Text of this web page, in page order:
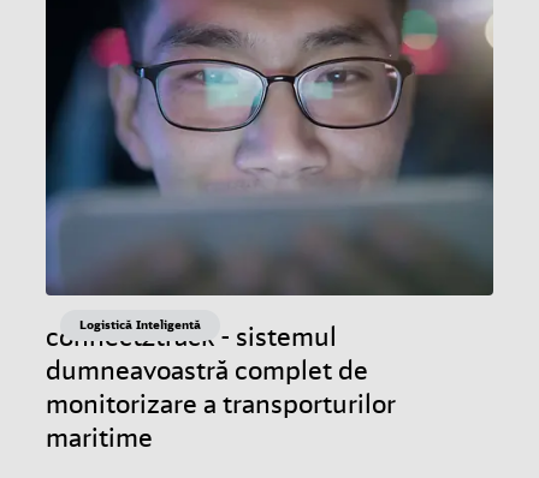
connect2track - sistemul
dumneavoastră complet de
monitorizare a transporturilor
maritime
Logistică Inteligentă